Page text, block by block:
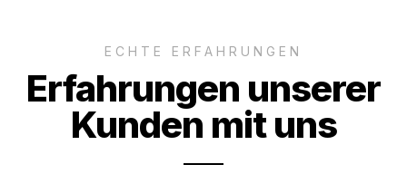
ECHTE ERFAHRUNGEN
Erfahrungen unserer
Kunden mit uns